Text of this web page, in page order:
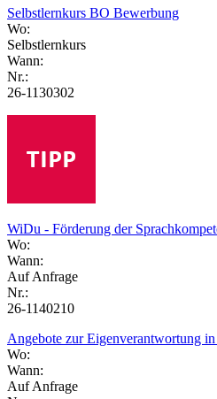
Selbstlernkurs BO Bewerbung
Wo:
Selbstlernkurs
Wann:
Nr.:
26-1130302
WiDu - Förderung der
Wo:
Wann:
Auf Anfrage
Nr.:
26-1140210
Angebote zur Eigenverantwortung
Wo:
Wann:
Auf Anfrage